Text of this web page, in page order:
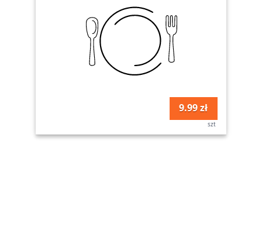
9.99 zł
szt